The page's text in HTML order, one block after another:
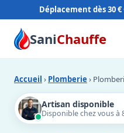
Déplacement dès 30 €
SaniChauffe
Accueil › Plomberie ›
Artisan disponible
Disponible chez vous à